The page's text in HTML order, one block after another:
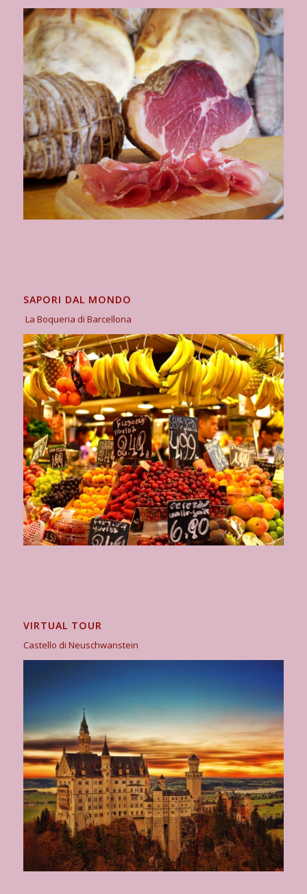
SAPORI DAL MONDO
La Boqueria di Barcellona
VIRTUAL TOUR
Castello di Neuschwanstein